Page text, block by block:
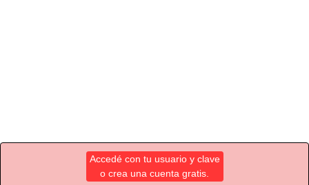
Accedé con tu usuario y clave
o crea una cuenta gratis.